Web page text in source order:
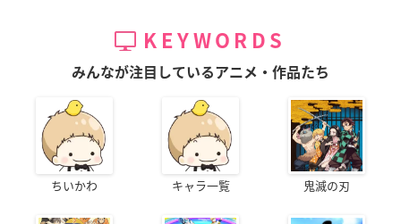
KEYWORDS
みんなが注目しているアニメ・作品たち
ちいかわ キャラ一覧 鬼滅の刃